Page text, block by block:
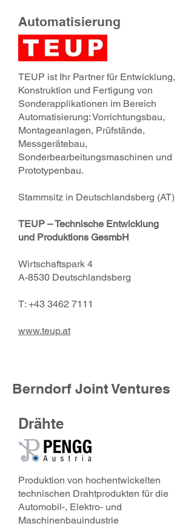
Automatisierung
TEUP ist Ihr Partner für Entwicklung,
Konstruktion und Fertigung von
Sonderapplikationen im Bereich
Automatisierung: Vorrichtungsbau,
Montageanlagen, Prüfstände,
Messgerätebau,
Sonderbearbeitungsmaschinen und
Prototypenbau.
Stammsitz in Deutschlandsberg (AT)
TEUP – Technische Entwicklung
und Produktions GesmbH
Wirtschaftspark 4
A-8530 Deutschlandsberg
T: +43 3462 7111
www.teup.at
Berndorf Joint Ventures
Drähte
Produktion von hochentwickelten
technischen Drahtprodukten für die
Automobil-, Elektro- und
Maschinenbauindustrie